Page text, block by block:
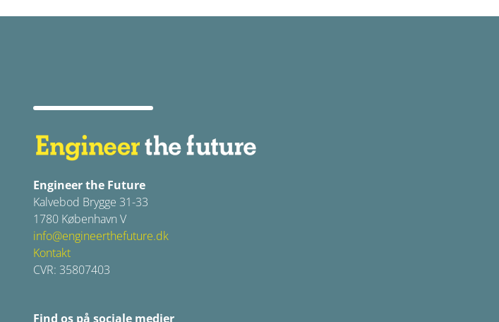
Engineer the Future
Kalvebod Brygge 31-33
1780 København V
info@engineerthefuture.dk
Kontakt
CVR: 35807403
Find os på sociale medier